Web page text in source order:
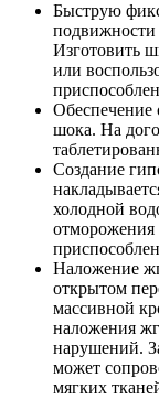
Быструю
Изготовить
или
Обеспечение
шока. На
Создание
холодной
отморожения
Наложение
открытом
массивной
наложения
нарушений.
может
мягких